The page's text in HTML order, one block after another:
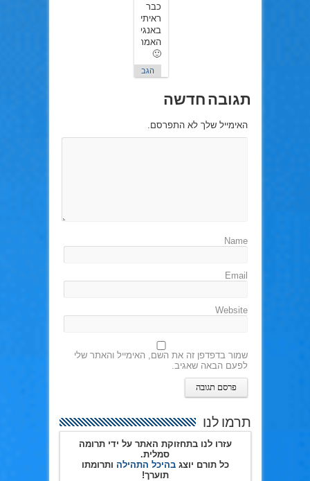
כבר
ראיתי
באנגלית
האמת
🙂
הגב
תגובה חדשה
האימייל שלך לא התפרסם.
Name
Email
Website
שמור בדפדפן זה את השם, האימייל והאתר שלי
לפעם הבאה שאגיב.
תרמו לנו
עזרו לנו בתחזוקת האתר על ידי תרומה
סמלית.
כל תורם יוצגבהיכל התהילה ותרומתו
תוערך!